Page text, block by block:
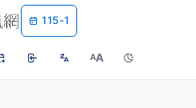
115-1
AA